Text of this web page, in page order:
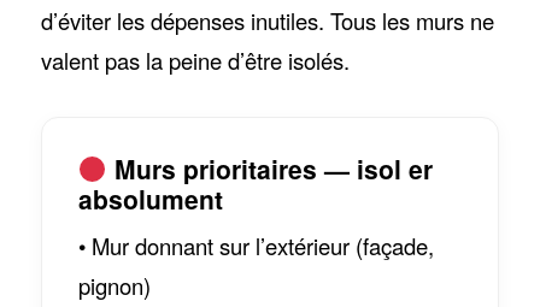
d’éviter les dépenses inutiles. Tous les murs ne
valent pas la peine d’être isolés.
Murs prioritaires — isol er
absolument
• Mur donnant sur l’extérieur (façade,
pignon)